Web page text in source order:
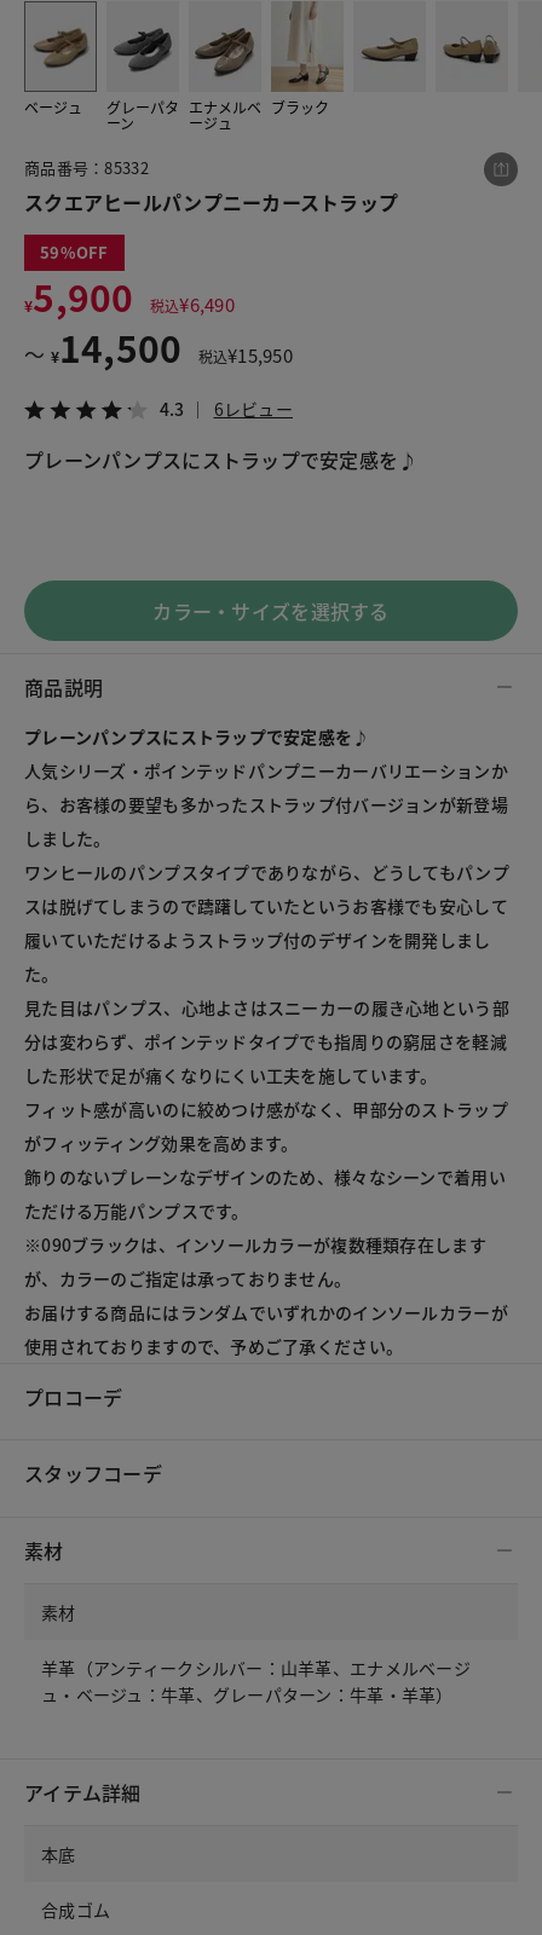
ベージュ グレーパタ
ーン
エナメルベ
ージュ
ブラック
商品番号：85332
スクエアヒールパンプニーカーストラップ
59
¥5,900 税込¥6,490
〜 ¥14,500 税込¥15,950
4.3 6レビュー
プレーンパンプスにストラップで安定感を♪
カラー・サイズを選択する
商品説明
プレーンパンプスにストラップで安定感を♪
人気シリーズ・ポインテッドパンプニーカーバリエーションか
ら、お客様の要望も多かったストラップ付バージョンが新登場
しました。
ワンヒールのパンプスタイプでありながら、どうしてもパンプ
スは脱げてしまうので躊躇していたというお客様でも安心して
履いていただけるようストラップ付のデザインを開発しまし
た。
見た目はパンプス、心地よさはスニーカーの履き心地という部
分は変わらず、ポインテッドタイプでも指周りの窮屈さを軽減
した形状で足が痛くなりにくい工夫を施しています。
フィット感が高いのに絞めつけ感がなく、甲部分のストラップ
がフィッティング効果を高めます。
飾りのないプレーンなデザインのため、様々なシーンで着用い
ただける万能パンプスです。
※090ブラックは、インソールカラーが複数種類存在します
が、カラーのご指定は承っておりません。
お届けする商品にはランダムでいずれかのインソールカラーが
使用されておりますので、予めご了承ください。
プロコーデ
スタッフコーデ
素材
素材
羊革（アンティークシルバー：山羊革、エナメルベージ
ュ・ベージュ：牛革、グレーパターン：牛革・羊革）
アイテム詳細
本底
合成ゴム
この商品をシェアする
¥5,900
税込¥6,490
LINE X メール